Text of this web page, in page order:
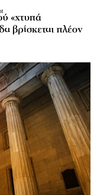
«χτυπά
βρίσκεται πλέον